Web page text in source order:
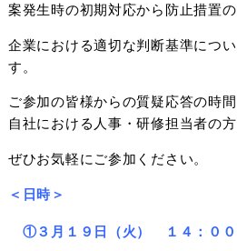
案発生時の初期対応から防止措置の
企業における適切な判断基準につ
す。
ご参加の皆様からの質疑応答の時
自社における人事・研修担当者の方
ぜひお気軽にご参加ください。
＜日時＞
①３月１９日（火） １４：０